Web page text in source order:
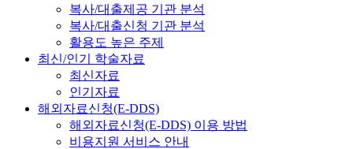
복사/대출제공 기관 분석
복사/대출신청 기관 분석
활용도 높은 주제
최신/인기 학술자료
최신자료
인기자료
해외자료신청(E-DDS)
해외자료신청(E-DDS) 이용 방법
비용지원 서비스 안내